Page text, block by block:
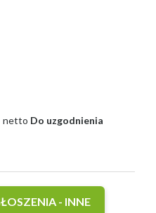
netto Do uzgodnienia
- INNE